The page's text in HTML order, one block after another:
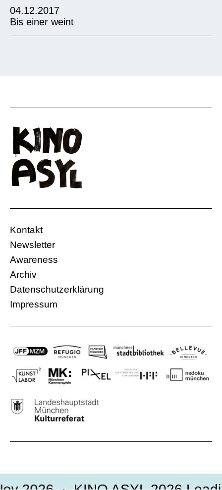
04.12.2017
Bis einer weint
Zufall schneidet sich der Weg der beiden
Protagonist*innen gleich mehrfach. Wo treibt es
die beiden hin?
Hochschule für Fernsehen und Film (HFF),
Audimax
Deutschland
16 Min.
Kontakt
Newsletter
Awareness
Archiv
Datenschutzerklärung
Impressum